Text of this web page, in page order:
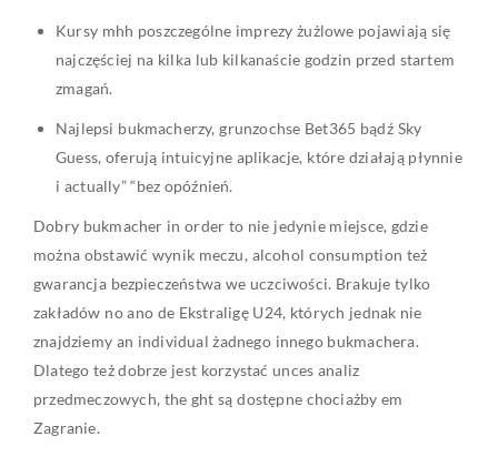
Kursy mhh poszczególne imprezy żużlowe pojawiają się
najczęściej na kilka lub kilkanaście godzin przed startem
zmagań.
Najlepsi bukmacherzy, grunzochse Bet365 bądź Sky
Guess, oferują intuicyjne aplikacje, które działają płynnie
i actually” “bez opóźnień.
Dobry bukmacher in order to nie jedynie miejsce, gdzie
można obstawić wynik meczu, alcohol consumption też
gwarancja bezpieczeństwa we uczciwości. Brakuje tylko
zakładów no ano de Ekstraligę U24, których jednak nie
znajdziemy an individual żadnego innego bukmachera.
Dlatego też dobrze jest korzystać unces analiz
przedmeczowych, the ght są dostępne chociażby em
Zagranie.